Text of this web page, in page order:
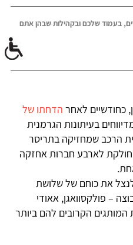
בעמוד שלכם ובקהילות שבהן אתם
כחודשיים לאחר הדחתו של
בעיתונות הגרמנית
הרכב שמחזיקה בתריסר
לארבע חברות אחזקה
את כוחם של שלושת
– פולקסוואגן, אאודי
הקרובים להם ביותר